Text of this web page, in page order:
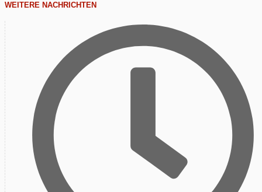
WEITERE NACHRICHTEN